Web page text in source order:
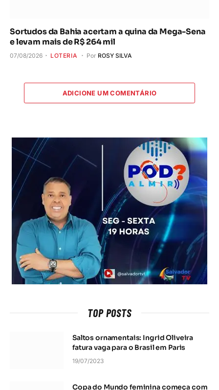
Sortudos da Bahia acertam a quina da Mega-Sena
e levam mais de R$ 264 mil
07/08/2026 LOTERIA Por ROSY SILVA
ADICIONE UM COMENTÁRIO
TOP POSTS
Saltos ornamentais: Ingrid Oliveira
fatura vaga para o Brasil em Paris
19/07/2023
Copa do Mundo feminina começa com